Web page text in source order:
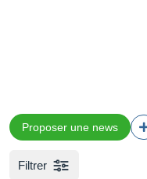
Proposer une news
Filtrer